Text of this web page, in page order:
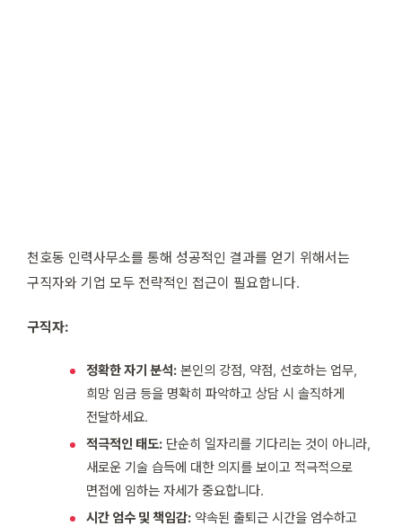
천호동 인력사무소를 통해 성공적인 결과를 얻기 위해서는
구직자와 기업 모두 전략적인 접근이 필요합니다.
구직자:
정확한 자기 분석: 본인의 강점, 약점, 선호하는 업무,
희망 임금 등을 명확히 파악하고 상담 시 솔직하게
전달하세요.
적극적인 태도: 단순히 일자리를 기다리는 것이 아니라,
새로운 기술 습득에 대한 의지를 보이고 적극적으로
면접에 임하는 자세가 중요합니다.
시간 엄수 및 책임감: 약속된 출퇴근 시간을 엄수하고